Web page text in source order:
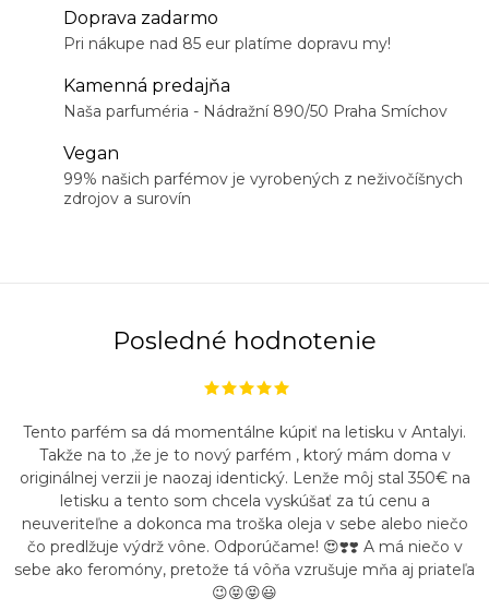
Doprava zadarmo
Pri nákupe nad 85 eur platíme dopravu my!
Kamenná predajňa
Naša parfuméria - Nádražní 890/50 Praha Smíchov
Vegan
99% našich parfémov je vyrobených z neživočíšnych
zdrojov a surovín
Posledné hodnotenie
Tento parfém sa dá momentálne kúpiť na letisku v Antalyi.
Takže na to ,že je to nový parfém , ktorý mám doma v
originálnej verzii je naozaj identický. Lenže môj stal 350€ na
letisku a tento som chcela vyskúšať za tú cenu a
neuveriteľne a dokonca ma troška oleja v sebe alebo niečo
čo predlžuje výdrž vône. Odporúčame! 😍❣️❣️ A má niečo v
sebe ako feromóny, pretože tá vôňa vzrušuje mňa aj priateľa
😉😝😝😃